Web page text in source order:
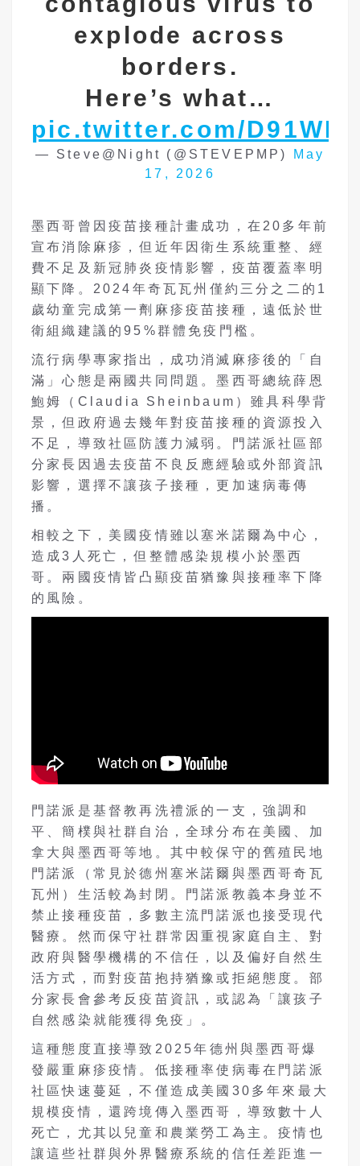
explode across
borders.
Here’s what…
pic.twitter.com/
— Steve@Night (@STEVEPMP)
May
17, 2026
墨西哥曾因疫苗接種計畫成功，在20多年前
宣布消除麻疹，但近年因衛生系統重整、經
費不足及新冠肺炎疫情影響，疫苗覆蓋率明
顯下降。2024年奇瓦瓦州僅約三分之二的1
歲幼童完成第一劑麻疹疫苗接種，遠低於世
衛組織建議的95%群體免疫門檻。
流行病學專家指出，成功消滅麻疹後的「自
滿」心態是兩國共同問題。墨西哥總統薛恩
鮑姆（Claudia Sheinbaum）雖具科學背
景，但政府過去幾年對疫苗接種的資源投入
不足，導致社區防護力減弱。門諾派社區部
分家長因過去疫苗不良反應經驗或外部資訊
影響，選擇不讓孩子接種，更加速病毒傳
播。
相較之下，美國疫情雖以塞米諾爾為中心，
造成3人死亡，但整體感染規模小於墨西
哥。兩國疫情皆凸顯疫苗猶豫與接種率下降
的風險。
門諾派是基督教再洗禮派的一支，強調和
平、簡樸與社群自治，全球分布在美國、加
拿大與墨西哥等地。其中較保守的舊殖民地
門諾派（常見於德州塞米諾爾與墨西哥奇瓦
瓦州）生活較為封閉。門諾派教義本身並不
禁止接種疫苗，多數主流門諾派也接受現代
醫療。然而保守社群常因重視家庭自主、對
政府與醫學機構的不信任，以及偏好自然生
活方式，而對疫苗抱持猶豫或拒絕態度。部
分家長會參考反疫苗資訊，或認為「讓孩子
自然感染就能獲得免疫」。
這種態度直接導致2025年德州與墨西哥爆
發嚴重麻疹疫情。低接種率使病毒在門諾派
社區快速蔓延，不僅造成美國30多年來最大
規模疫情，還跨境傳入墨西哥，導致數十人
死亡，尤其以兒童和農業勞工為主。疫情也
讓這些社群與外界醫療系統的信任差距進一